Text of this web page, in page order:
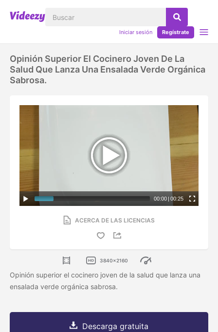
Iniciar sesión Regístrate
Opinión Superior El Cocinero Joven De La
Salud Que Lanza Una Ensalada Verde Orgánica
Sabrosa.
00:00 | 00:25
ACERCA DE LAS LICENCIAS
3840x2160
Opinión superior el cocinero joven de la salud que lanza una
ensalada verde orgánica sabrosa.
Descarga gratuita